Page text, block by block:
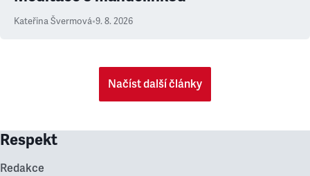
Kateřina Švermová•9. 8. 2026
Načíst další články
Respekt
Redakce